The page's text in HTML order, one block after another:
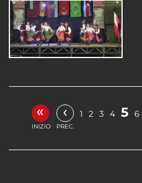
«
INIZIO
‹
PREC.
1 2 3 4 5 6